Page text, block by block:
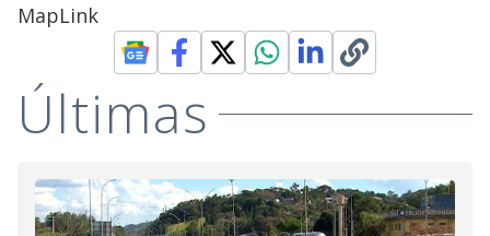
MapLink
Últimas